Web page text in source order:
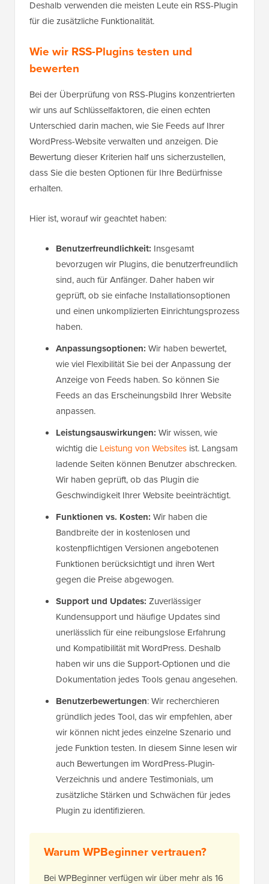
Deshalb verwenden die meisten Leute ein RSS-Plugin
für die zusätzliche Funktionalität.
Wie wir RSS-Plugins testen und
bewerten
Bei der Überprüfung von RSS-Plugins konzentrierten
wir uns auf Schlüsselfaktoren, die einen echten
Unterschied darin machen, wie Sie Feeds auf Ihrer
WordPress-Website verwalten und anzeigen. Die
Bewertung dieser Kriterien half uns sicherzustellen,
dass Sie die besten Optionen für Ihre Bedürfnisse
erhalten.
Hier ist, worauf wir geachtet haben:
Benutzerfreundlichkeit: Insgesamt
bevorzugen wir Plugins, die benutzerfreundlich
sind, auch für Anfänger. Daher haben wir
geprüft, ob sie einfache Installationsoptionen
und einen unkomplizierten Einrichtungsprozess
haben.
Anpassungsoptionen: Wir haben bewertet,
wie viel Flexibilität Sie bei der Anpassung der
Anzeige von Feeds haben. So können Sie
Feeds an das Erscheinungsbild Ihrer Website
anpassen.
Leistungsauswirkungen: Wir wissen, wie
wichtig die Leistung von Websites ist. Langsam
ladende Seiten können Benutzer abschrecken.
Wir haben geprüft, ob das Plugin die
Geschwindigkeit Ihrer Website beeinträchtigt.
Funktionen vs. Kosten: Wir haben die
Bandbreite der in kostenlosen und
kostenpflichtigen Versionen angebotenen
Funktionen berücksichtigt und ihren Wert
gegen die Preise abgewogen.
Support und Updates: Zuverlässiger
Kundensupport und häufige Updates sind
unerlässlich für eine reibungslose Erfahrung
und Kompatibilität mit WordPress. Deshalb
haben wir uns die Support-Optionen und die
Dokumentation jedes Tools genau angesehen.
Benutzerbewertungen: Wir recherchieren
gründlich jedes Tool, das wir empfehlen, aber
wir können nicht jedes einzelne Szenario und
jede Funktion testen. In diesem Sinne lesen wir
auch Bewertungen im WordPress-Plugin-
Verzeichnis und andere Testimonials, um
zusätzliche Stärken und Schwächen für jedes
Plugin zu identifizieren.
Warum WPBeginner vertrauen?
Bei WPBeginner verfügen wir über mehr als 16